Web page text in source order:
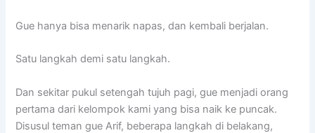
Gue hanya bisa menarik napas, dan kembali berjalan.
Satu langkah demi satu langkah.
Dan sekitar pukul setengah tujuh pagi, gue menjadi orang
pertama dari kelompok kami yang bisa naik ke puncak.
Disusul teman gue Arif, beberapa langkah di belakang,